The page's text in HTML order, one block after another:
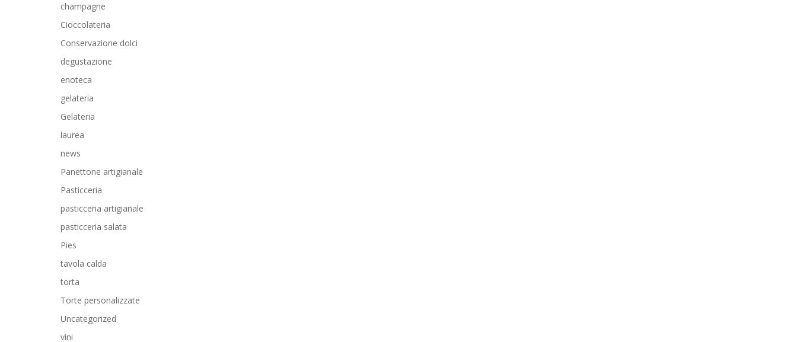
champagne
Cioccolateria
Conservazione dolci
degustazione
enoteca
gelateria
Gelateria
laurea
news
Panettone artigianale
Pasticceria
pasticceria artigianale
pasticceria salata
Pies
tavola calda
torta
Torte personalizzate
Uncategorized
vini